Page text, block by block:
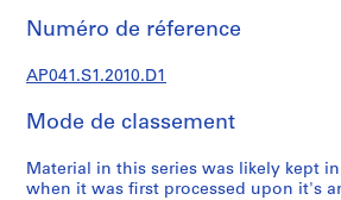
s
1
9
5
-
Numéro de réference
AP041.S1.2010.D1
Mode de classement
Material in this series was likely kept
when it was first processed upon it's